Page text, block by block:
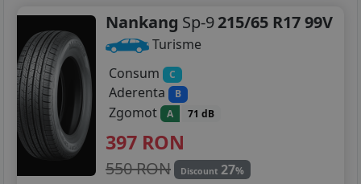
Nankang Sp-9215/65 R17 99V
Turisme
Consum
C
Aderenta B
Zgomot A 71 dB
397 RON
550 RON Discount 27%